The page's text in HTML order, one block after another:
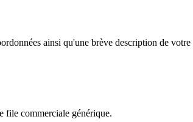
ainsi qu'une brève description de votre
file commerciale générique.